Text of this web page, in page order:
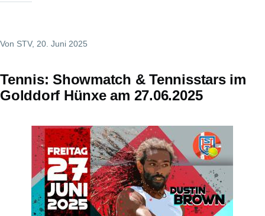
Von STV, 20. Juni 2025
Tennis: Showmatch & Tennisstars im
Golddorf Hünxe am 27.06.2025